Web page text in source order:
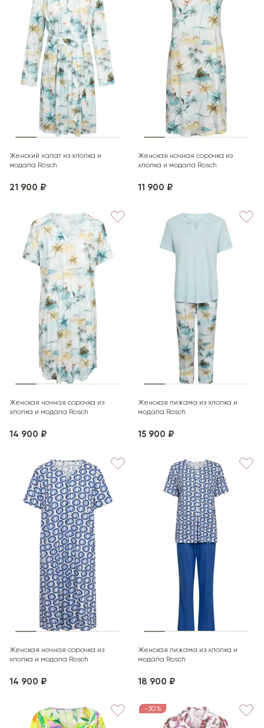
Женский халат из хлопка и
модала Rosch
21 900 ₽
Женская ночная сорочка из
хлопка и модала Rosch
11 900 ₽
Женская ночная сорочка из
хлопка и модала Rosch
14 900 ₽
Женская пижама из хлопка и
модала Rosch
15 900 ₽
Женская ночная сорочка из
хлопка и модала Rosch
14 900 ₽
Женская пижама из хлопка и
модала Rosch
18 900 ₽
-30%